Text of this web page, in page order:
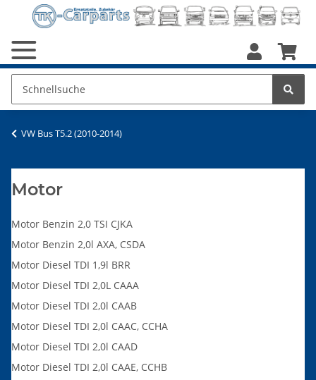
VW Bus T5.2 (2010-2014)
Motor
Motor Benzin 2,0 TSI CJKA
Motor Benzin 2,0l AXA, CSDA
Motor Diesel TDI 1,9l BRR
Motor Diesel TDI 2,0L CAAA
Motor Diesel TDI 2,0l CAAB
Motor Diesel TDI 2,0l CAAC, CCHA
Motor Diesel TDI 2,0l CAAD
Motor Diesel TDI 2,0l CAAE, CCHB